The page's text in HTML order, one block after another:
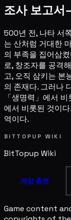
조사 보고
500년 전, 나타 서
는 산처럼 거대한
의 부족을 집어삼
로, 창조자를 공격
고, 오직 삼키는 본
의 존재다. 그러나
「생명력」에서
에서 비롯된 것이
역이다.
BITTOPUP WIKI
BitTopup Wiki
게임 충전
Game content